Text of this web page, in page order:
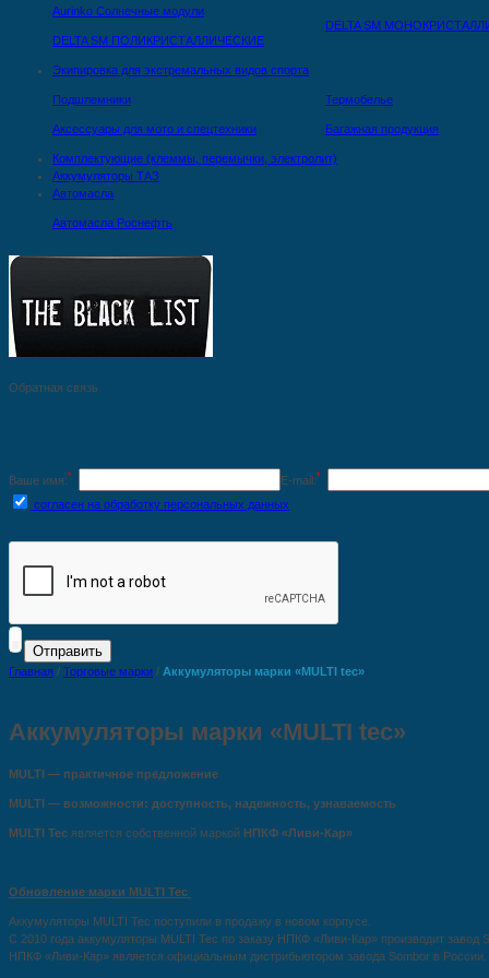
Aurinko Солнечные модули
DELTA SM ПОЛИКРИСТАЛЛИЧЕСКИЕ
DELTA SM
Экипировка для экстремальных видов спорта
Подшлемники
Аксессуары для мото и спецтехники
Термобелье
Багажная продукция
Комплектующие (клеммы, перемычки, электролит)
Аккумуляторы ТАЗ
Автомасла
Автомасла Роснефть
Обратная связь
Ваше имя:* E-mail:*
согласен на обработку персональных данных
Главная / Торговые марки / Аккумуляторы марки «MULTI tec»
Аккумуляторы марки «MULTI tec»
MULTI — практичное предложение
MULTI — возможности: доступность, надежность, узнаваемость
MULTI Tec является собственной маркой НПКФ «Ливи-Кар»
Обновление марки MULTI Tec
Аккумуляторы MULTI Tec поступили в продажу в новом корпусе.
С 2010 года аккумуляторы MULTI Tec по заказу НПКФ «Ливи-Кар» производит завод
НПКФ «Ливи-Кар» является официальным дистрибьютором завода Sombor в России.